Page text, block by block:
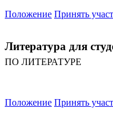
Положение Принять
Литература для
ПО ЛИТЕРАТУРЕ
Положение Принять